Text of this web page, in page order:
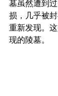
墓虽然遭到
损，几乎被
重新发现。
现的陵墓。